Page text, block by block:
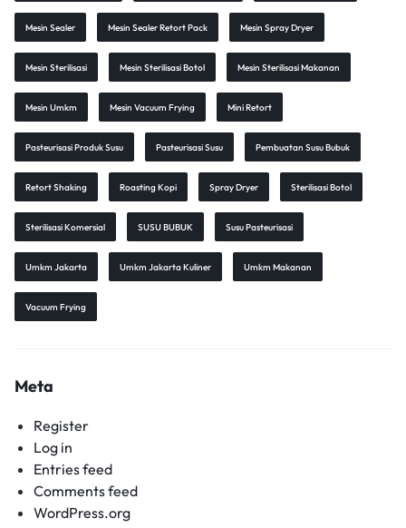
Mesin Sealer Mesin Sealer Retort Pack Mesin Spray Dryer
Mesin Sterilisasi Mesin Sterilisasi Botol Mesin Sterilisasi Makanan
Mesin Umkm Mesin Vacuum Frying Mini Retort
Pasteurisasi Produk Susu Pasteurisasi Susu Pembuatan Susu Bubuk
Retort Shaking Roasting Kopi Spray Dryer Sterilisasi Botol
Sterilisasi Komersial SUSU BUBUK Susu Pasteurisasi
Umkm Jakarta Umkm Jakarta Kuliner Umkm Makanan
Vacuum Frying
Meta
Register
Log in
Entries feed
Comments feed
WordPress.org